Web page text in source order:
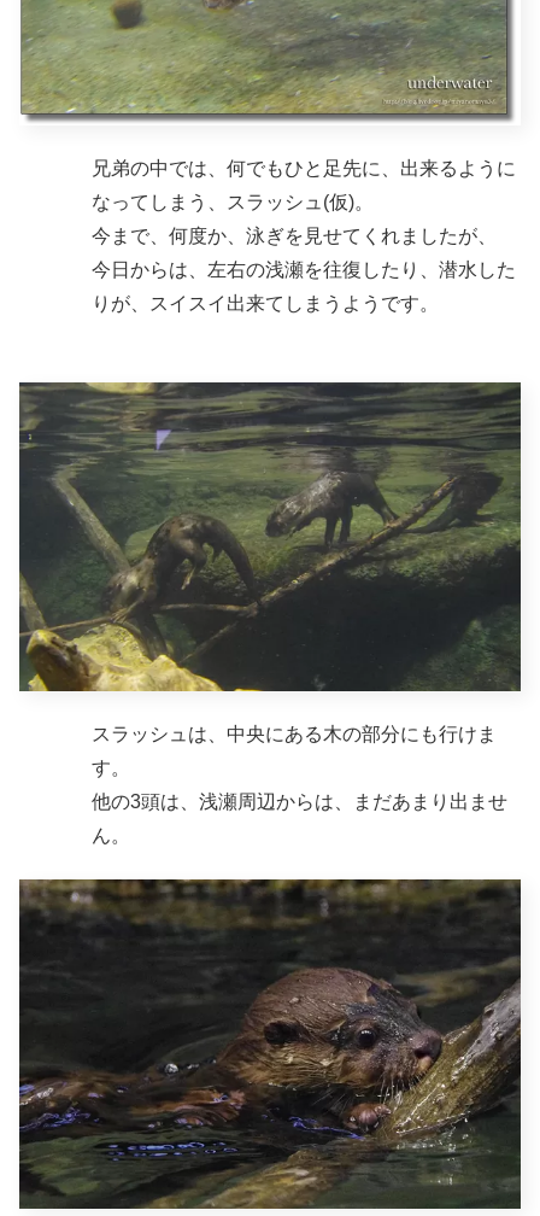
兄弟の中では、何でもひと足先に、出来るように
なってしまう、スラッシュ(仮)。
今まで、何度か、泳ぎを見せてくれましたが、
今日からは、左右の浅瀬を往復したり、潜水した
りが、スイスイ出来てしまうようです。
スラッシュは、中央にある木の部分にも行けま
す。
他の3頭は、浅瀬周辺からは、まだあまり出ませ
ん。